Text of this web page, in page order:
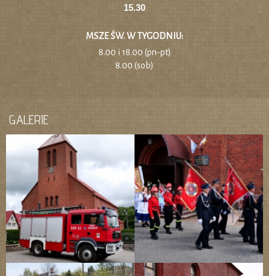
15.30
MSZE ŚW. W TYGODNIU:
8.00 i 18.00 (pn-pt)
8.00 (sob)
GALERIE